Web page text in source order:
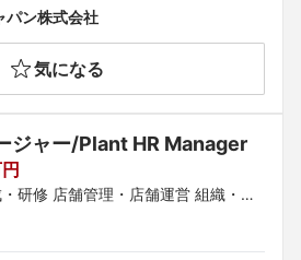
パン株式会社
気になる
ジャー/Plant HR Manager
研修 店舗管理・店舗運営 組織・人